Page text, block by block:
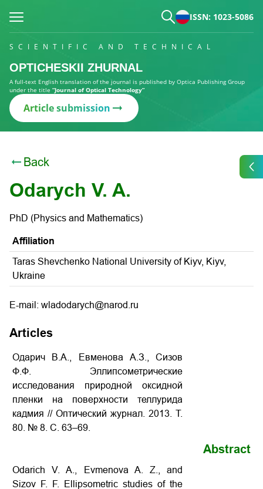
ISSN: 1023-5086
SCIENTIFIC AND TECHNICAL
OPTICHESKII ZHURNAL
A full-text English translation of the journal is published by Optica Publishing Group
under the title “Journal of Optical Technology”
Article submission
Back
Odarych V. A.
PhD (Physics and Mathematics)
Affiliation
Taras Shevchenko National University of Kiyv, Kiyv,
Ukraine
E-mail: wladodarych@narod.ru
Articles
Одарич В.А., Евменова А.З., Сизов
Ф.Ф. Эллипсометрические
исследования природной оксидной
пленки на поверхности теллурида
кадмия // Оптический журнал. 2013. Т.
80. № 8. С. 63–69.
Odarich V. A., Evmenova A. Z., and
Sizov F. F. Ellipsometric studies of the
Abstract